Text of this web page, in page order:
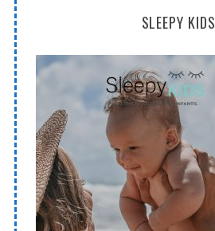
SLEEPY KIDS